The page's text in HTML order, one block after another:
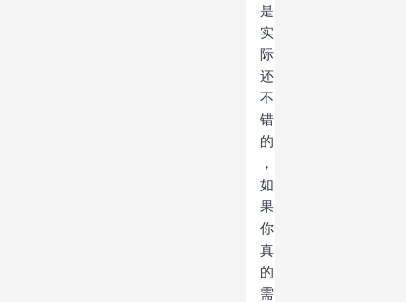
是
实
际
还
不
错
的
，
如
果
你
真
的
需